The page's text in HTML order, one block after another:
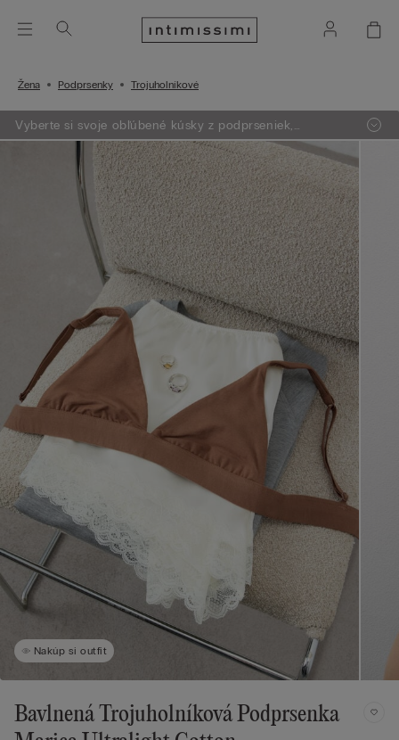
Žena Podprsenky Trojuholníkové
Vyberte si svoje obľúbené kúsky z podprseniek,
oblečenia, pyžám a lingerie. Vložte do košíka 4 produkty
a zaplatíte len za 3
Nakúp si outfit
Bavlnená Trojuholníková Podprsenka